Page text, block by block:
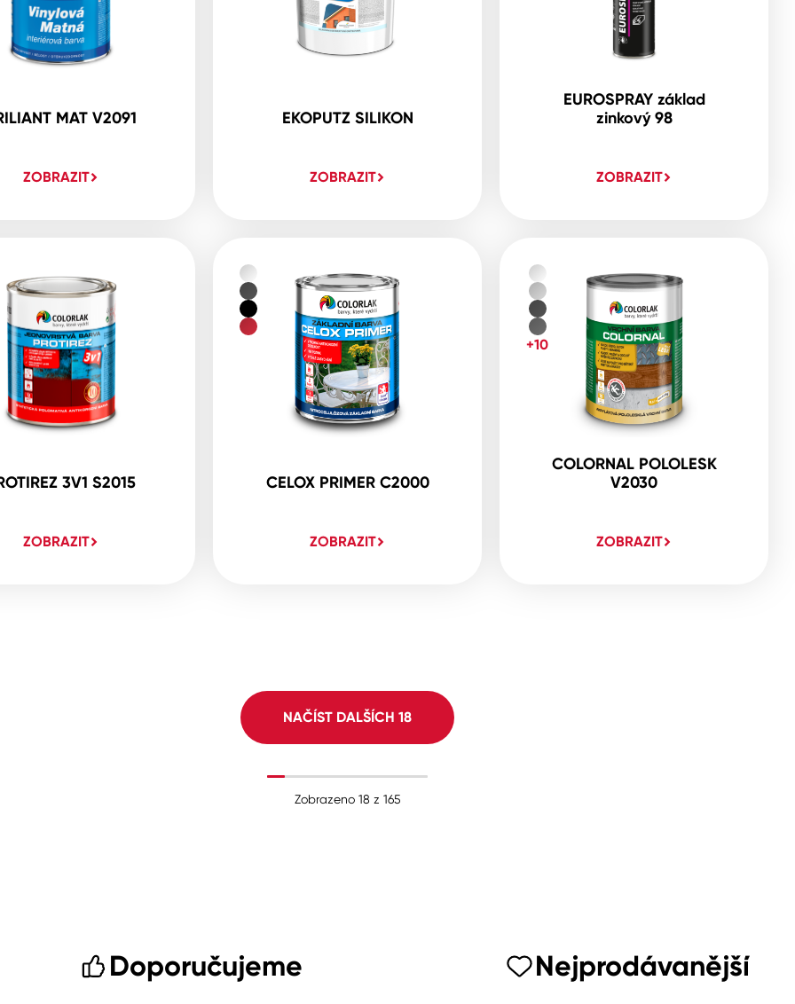
MAT V2091
ZOBRAZIT
EKOPUTZ SILIKON
ZOBRAZIT
EUROSPRAY základ
zinkový 98
ZOBRAZIT
3V1 S2015
ZOBRAZIT
CELOX PRIMER C2000
ZOBRAZIT
COLORNAL POLOLESK
V2030
ZOBRAZIT
+10
NAČÍST DALŠÍCH 18
Zobrazeno 18 z 165
Doporučujeme Nejprodávanější